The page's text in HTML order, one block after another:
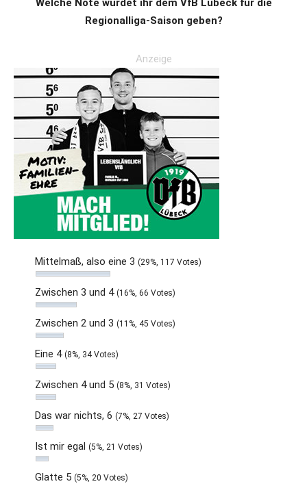
Welche Note würdet ihr dem VfB Lübeck für die
Regionalliga-Saison geben?
Anzeige
Mittelmaß, also eine 3 (29%, 117 Votes)
Zwischen 3 und 4 (16%, 66 Votes)
Zwischen 2 und 3 (11%, 45 Votes)
Eine 4 (8%, 34 Votes)
Zwischen 4 und 5 (8%, 31 Votes)
Das war nichts, 6 (7%, 27 Votes)
Ist mir egal (5%, 21 Votes)
Glatte 5 (5%, 20 Votes)